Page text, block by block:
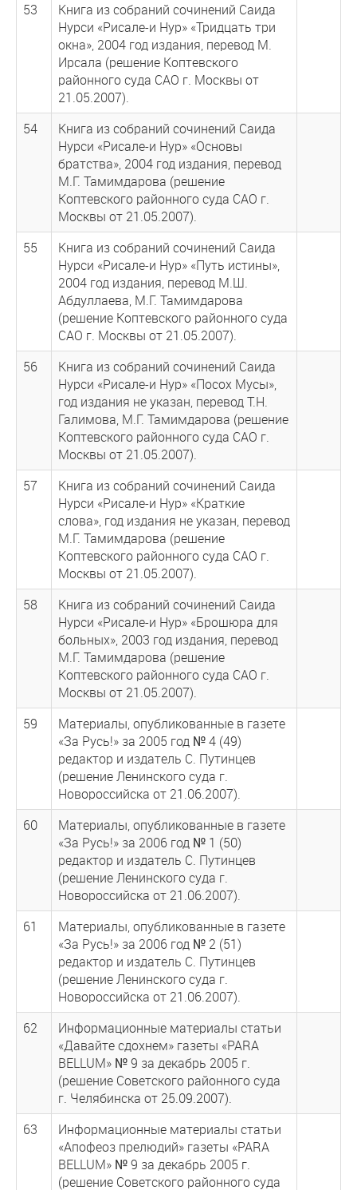
53
Книга из собраний сочинений Саида
Нурси «Рисале-и Нур» «Тридцать три
окна», 2004 год издания, перевод М.
Ирсала (решение Коптевского
районного суда САО г. Москвы от
21.05.2007).
54
Книга из собраний сочинений Саида
Нурси «Рисале-и Нур» «Основы
братства», 2004 год издания, перевод
М.Г. Тамимдарова (решение
Коптевского районного суда САО г.
Москвы от 21.05.2007).
55
Книга из собраний сочинений Саида
Нурси «Рисале-и Нур» «Путь истины»,
2004 год издания, перевод М.Ш.
Абдуллаева, М.Г. Тамимдарова
(решение Коптевского районного суда
САО г. Москвы от 21.05.2007).
56
Книга из собраний сочинений Саида
Нурси «Рисале-и Нур» «Посох Мусы»,
год издания не указан, перевод Т.Н.
Галимова, М.Г. Тамимдарова (решение
Коптевского районного суда САО г.
Москвы от 21.05.2007).
57
Книга из собраний сочинений Саида
Нурси «Рисале-и Нур» «Краткие
слова», год издания не указан, перевод
М.Г. Тамимдарова (решение
Коптевского районного суда САО г.
Москвы от 21.05.2007).
58
Книга из собраний сочинений Саида
Нурси «Рисале-и Нур» «Брошюра для
больных», 2003 год издания, перевод
М.Г. Тамимдарова (решение
Коптевского районного суда САО г.
Москвы от 21.05.2007).
59
Материалы, опубликованные в газете
«За Русь!» за 2005 год № 4 (49)
редактор и издатель С. Путинцев
(решение Ленинского суда г.
Новороссийска от 21.06.2007).
60
Материалы, опубликованные в газете
«За Русь!» за 2006 год № 1 (50)
редактор и издатель С. Путинцев
(решение Ленинского суда г.
Новороссийска от 21.06.2007).
61
Материалы, опубликованные в газете
«За Русь!» за 2006 год № 2 (51)
редактор и издатель С. Путинцев
(решение Ленинского суда г.
Новороссийска от 21.06.2007).
62
Информационные материалы статьи
«Давайте сдохнем» газеты «PARA
BELLUM» № 9 за декабрь 2005 г.
(решение Советского районного суда
г. Челябинска от 25.09.2007).
63
Информационные материалы статьи
«Апофеоз прелюдий» газеты «PARA
BELLUM» № 9 за декабрь 2005 г.
(решение Советского районного суда